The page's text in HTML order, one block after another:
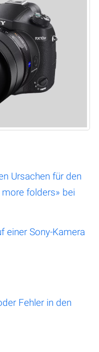
Ursachen für den
folders» bei
einer Sony-Kamera
Fehler in den